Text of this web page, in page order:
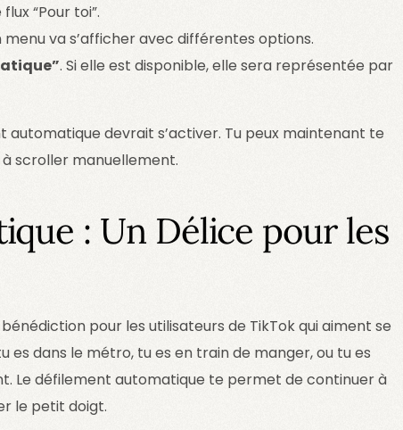
“Pour toi”.
menu va s’afficher avec différentes options.
. Si elle est disponible, elle sera représentée par
automatique devrait s’activer. Tu peux maintenant te
scroller manuellement.
: Un Délice pour les
pour les utilisateurs de TikTok qui aiment se
es dans le métro, tu es en train de manger, ou tu es
Le défilement automatique te permet de continuer à
le petit doigt.